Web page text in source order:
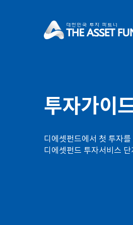
디에셋펀드
투자가이
디에셋펀드에서 첫 투자
디에셋펀드 투자서비스